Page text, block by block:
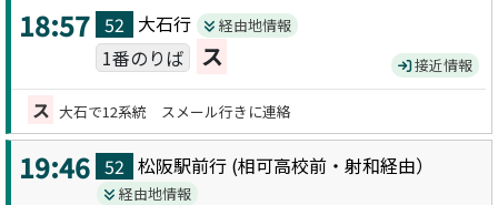
18:57 52 大石行 経由地情報
1番のりば ス 接近情報
ス 大石で12系統 スメール行きに連絡
19:46 52 松阪駅前行 (相可高校前・射和経由）
経由地情報